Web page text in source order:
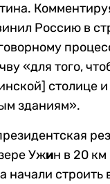
Россию в
«для того,
столице
зданиям».
Ужин в 20 км
начали строить